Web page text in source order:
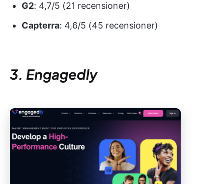
G2: 4,7/5 (21 recensioner)
Capterra: 4,6/5 (45 recensioner)
3. Engagedly